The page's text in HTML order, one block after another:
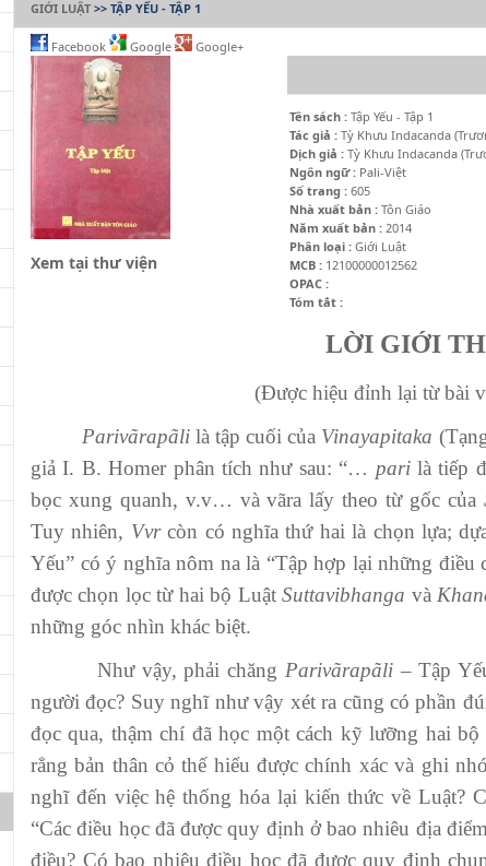
GIỚI LUẬT >> TẬP YẾU - TẬP 1
Facebook Google Google+
Xem tại thư viện
Tên sách : Tập Yếu - Tập 1
Tác giả : Tỳ Khưu Indacanda
Dịch giả : Tỳ Khưu Indacanda
Ngôn ngữ : Pali-Việt
Số trang : 605
Nhà xuất bản : Tôn Giáo
Năm xuất bản : 2014
Phân loại : Giới Luật
MCB : 12100000012562
OPAC :
Tóm tắt :
LỜI GIỚI
(Được hiệu đỉnh lại từ bài
Parivãrapãlilà tập cuối của Vinayapitaka
giả I. B. Homer phân tích như sau: “… parilà tiếp
bọc xung quanh, v.v… và vãra lấy theo từ gốc của
Tuy nhiên, Vvrcòn có nghĩa thứ hai là chọn lựa;
Yếu” có ý nghĩa nôm na là “Tập hợp lại những
được chọn lọc từ hai bộ LuậtSuttavibhanga và
những góc nhìn khác biệt.
Như vậy, phải chăng Parivãrapãli– Tập
người đọc? Suy nghĩ như vậy xét ra cũng có phần
đọc qua, thậm chí đã học một cách kỹ lưỡng hai
rẳng bản thân cỏ thế hiểu được chính xác và ghi
nghĩ đến việc hệ thống hóa lại kiến thức về Luật?
“Các điều học đã được quy định ở bao nhiêu địa
điều? Có bao nhiêu điều học đã được quy định